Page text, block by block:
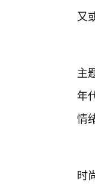
又
主
年
情
时